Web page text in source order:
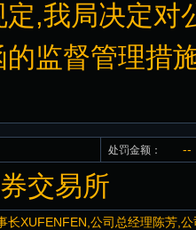
,我局决定对
监督管理措
处罚金额： --
交易所
长XUFENFEN,公司总经理陈芳,